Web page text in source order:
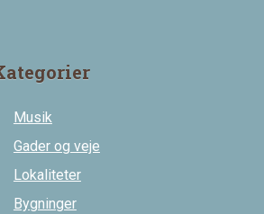
Musik
Gader og veje
Lokaliteter
Bygninger